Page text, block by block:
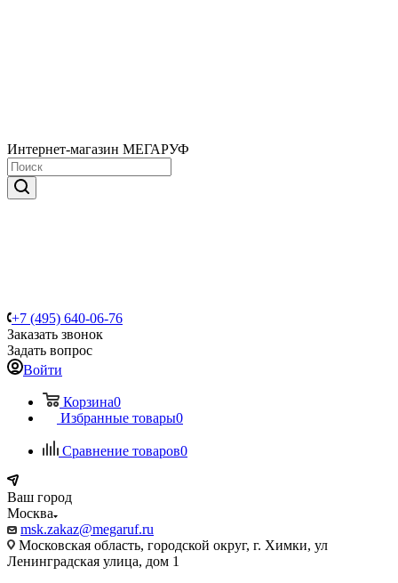
Интернет-магазин МЕГАРУФ
+7 (495) 640-06-76
Заказать звонок
Задать вопрос
Войти
Корзина0
Избранные товары0
Сравнение товаров0
Ваш город
Москва
msk.zakaz@megaruf.ru
Московская область, городской округ, г. Химки, ул
Ленинградская улица, дом 1